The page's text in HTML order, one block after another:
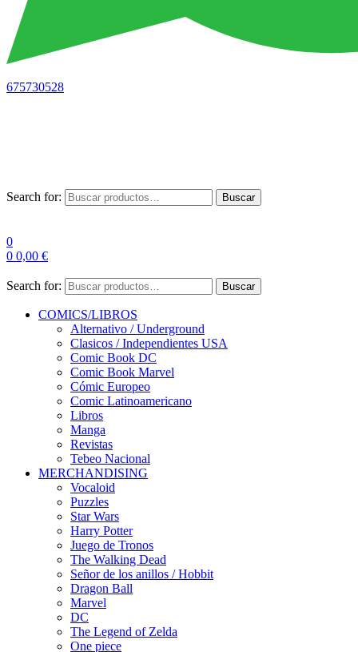
675730528
Search for: Buscar
0
0 0,00 €
Search for: Buscar
COMICS/LIBROS
Alternativo / Underground
Clasicos / Independientes USA
Comic Book DC
Comic Book Marvel
Cómic Europeo
Comic Latinoamericano
Libros
Manga
Revistas
Tebeo Nacional
MERCHANDISING
Vocaloid
Puzzles
Star Wars
Harry Potter
Juego de Tronos
The Walking Dead
Señor de los anillos / Hobbit
Dragon Ball
Marvel
DC
The Legend of Zelda
One piece